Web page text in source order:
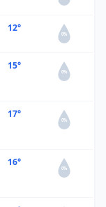
12°
0%
15°
0%
17°
0%
16°
0%